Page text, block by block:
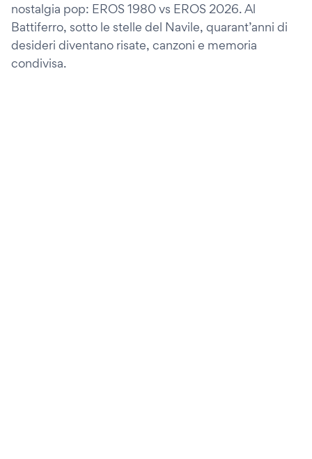
nostalgia pop: EROS 1980 vs EROS 2026. Al
Battiferro, sotto le stelle del Navile, quarant’anni di
desideri diventano risate, canzoni e memoria
condivisa.